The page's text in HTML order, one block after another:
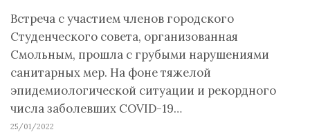
Встреча с участием членов городского
Студенческого совета, организованная
Смольным, прошла с грубыми нарушениями
санитарных мер. На фоне тяжелой
эпидемиологической ситуации и рекордного
числа заболевших COVID-19…
25/01/2022